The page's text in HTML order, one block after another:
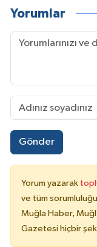
Yorumlar
Gönder
Yorum yazarak
ve tüm
Muğla Haber,
Gazetesi hiçbir